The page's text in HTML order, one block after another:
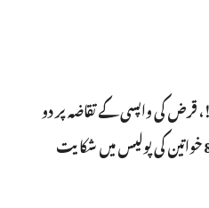
قرض کی واپسی کے تقاضہ پر دو